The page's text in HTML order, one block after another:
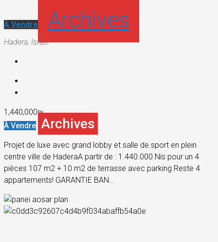
À Vendre Archives
Hadera, Israël
1,440,000₪
À Vendre Archives
Projet de luxe avec grand lobby et salle de sport en plein
centre ville de HaderaA partir de : 1.440.000 Nis pour un 4
pièces 107 m2 + 10 m2 de terrasse avec parking Reste 4
appartements! GARANTIE BAN...